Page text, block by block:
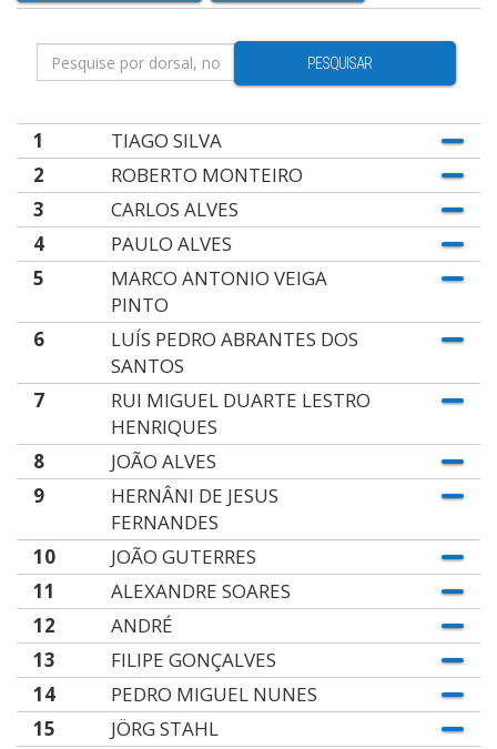
PESQUISAR
1
TIAGO SILVA
2
ROBERTO MONTEIRO
3
CARLOS ALVES
4
PAULO ALVES
5
MARCO ANTONIO VEIGA
PINTO
6
LUÍS PEDRO ABRANTES DOS
SANTOS
7
RUI MIGUEL DUARTE LESTRO
HENRIQUES
8
JOÃO ALVES
9
HERNÂNI DE JESUS
FERNANDES
10
JOÃO GUTERRES
11
ALEXANDRE SOARES
12
ANDRÉ
13
FILIPE GONÇALVES
14
PEDRO MIGUEL NUNES
15
JÖRG STAHL